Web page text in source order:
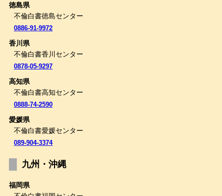
徳島県
不倫白書徳島センター
0886-91-9972
香川県
不倫白書香川センター
0878-05-9297
高知県
不倫白書高知センター
0888-74-2590
愛媛県
不倫白書愛媛センター
089-904-3374
九州・沖縄
福岡県